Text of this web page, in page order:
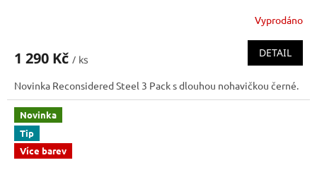
Vyprodáno
1 290 Kč / ks
DETAIL
Novinka Reconsidered Steel 3 Pack s dlouhou nohavičkou černé.
Novinka
Tip
Více barev